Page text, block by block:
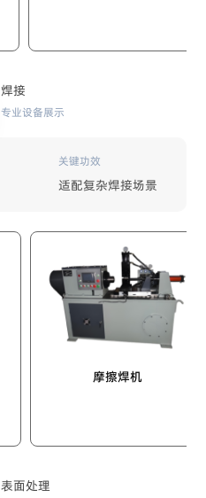
焊接
专业设备展示
关键功效
适配复杂焊接场景
表面处理